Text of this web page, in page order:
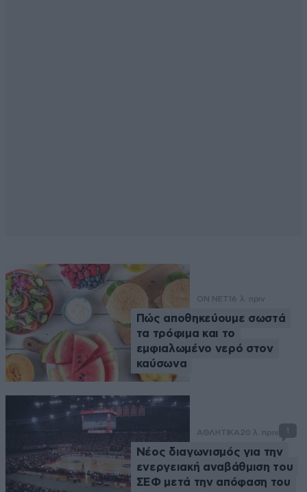
ON NET 16 λ. πριν
Πώς αποθηκεύουμε σωστά
τα τρόφιμα και το
εμφιαλωμένο νερό στον
καύσωνα
ΑΘΛΗΤΙΚΑ20 λ. πριν 1
Νέος διαγωνισμός για την
ενεργειακή αναβάθμιση του
ΣΕΦ μετά την απόφαση του